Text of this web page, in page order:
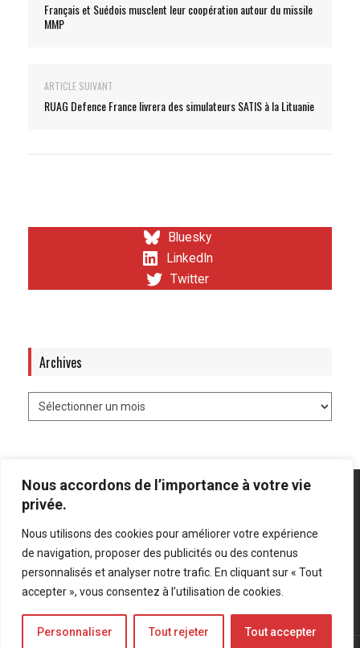
Nous accordons de l’importance à votre vie
privée.
Nous utilisons des cookies pour améliorer votre expérience
de navigation, proposer des publicités ou des contenus
personnalisés et analyser notre trafic. En cliquant sur « Tout
accepter », vous consentez à l’utilisation de cookies.
Personnaliser Tout rejeter Tout accepter
Français et Suédois musclent leur coopération autour du missile
MMP
ARTICLE SUIVANT
RUAG Defence France livrera des simulateurs SATIS à la Lituanie
Bluesky
LinkedIn
Twitter
Archives
Mentions légales Politique de confidentialité
Bluesky
LinkedIn
Twitter